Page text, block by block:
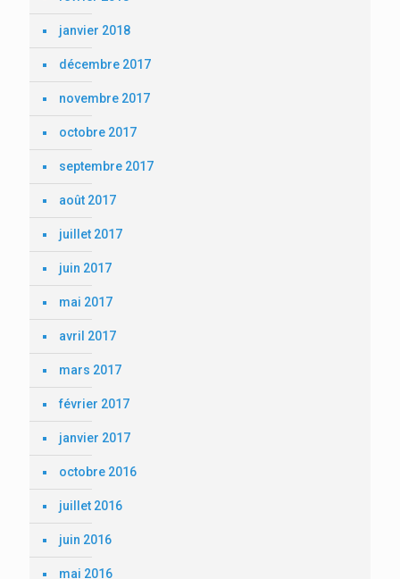
janvier 2018
décembre 2017
novembre 2017
octobre 2017
septembre 2017
août 2017
juillet 2017
juin 2017
mai 2017
avril 2017
mars 2017
février 2017
janvier 2017
octobre 2016
juillet 2016
juin 2016
mai 2016